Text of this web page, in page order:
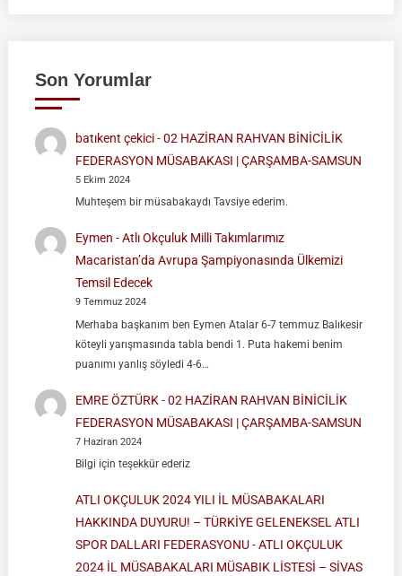
Son Yorumlar
batıkent çekici-02 HAZİRAN RAHVAN BİNİCİLİK
FEDERASYON MÜSABAKASI | ÇARŞAMBA-SAMSUN
5 Ekim 2024
Muhteşem bir müsabakaydı Tavsiye ederim.
Eymen -Atlı Okçuluk Milli Takımlarımız
Macaristan’da Avrupa Şampiyonasında Ülkemizi
Temsil Edecek
9 Temmuz 2024
Merhaba başkanım ben Eymen Atalar 6-7 temmuz Balıkesir
köteyli yarışmasında tabla bendi 1. Puta hakemi benim
puanımı yanlış söyledi 4-6…
EMRE ÖZTÜRK-02 HAZİRAN RAHVAN BİNİCİLİK
FEDERASYON MÜSABAKASI | ÇARŞAMBA-SAMSUN
7 Haziran 2024
Bilgi için teşekkür ederiz
ATLI OKÇULUK 2024 YILI İL MÜSABAKALARI
HAKKINDA DUYURU! – TÜRKİYE GELENEKSEL ATLI
SPOR DALLARI FEDERASYONU-ATLI OKÇULUK
2024 İL MÜSABAKALARI MÜSABIK LİSTESİ – SİVAS